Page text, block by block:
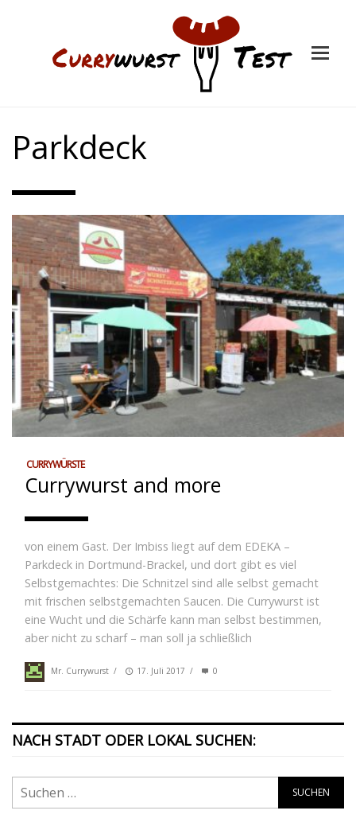
Parkdeck
CURRYWÜRSTE
Currywurst and more
von einem Gast. Der Imbiss liegt auf dem EDEKA –
Parkdeck in Dortmund-Brackel, und dort gibt es viel
Selbstgemachtes: Die Schnitzel sind alle selbst gemacht
mit frischen selbstgemachten Saucen. Die Currywurst ist
eine Wucht und die Schärfe kann man selbst bestimmen,
aber nicht zu scharf – man soll ja schließlich
Mr. Currywurst / 17. Juli 2017 / 0
NACH STADT ODER LOKAL SUCHEN: